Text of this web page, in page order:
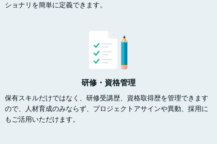
ショナリを簡単に定義できます。
研修・資格管理
保有スキルだけではなく、研修受講歴、資格取得歴を管理できます
ので、人材育成のみならず、プロジェクトアサインや異動、採用に
もご活用いただけます。